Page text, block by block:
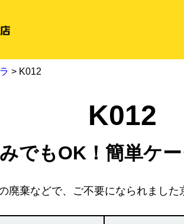
> K012
K012
でもOK！簡単ケ
廃棄などで、ご不要になられました